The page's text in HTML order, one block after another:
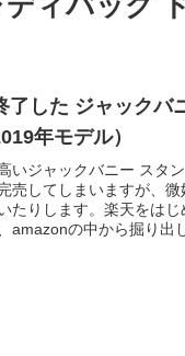
了した ジャックバ
年モデル）
いジャックバニー スタ
売してしまいますが、
たりします。楽天をは
amazonの中から掘り出